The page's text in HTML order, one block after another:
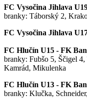
FC Vysočina Jihlava
branky: Táborský 2,
FC Vysočina Jihlava
FC Hlučín U15 - FK
branky: Fubšo 5, Ščigel
Kamrád, Mikulenka
FC Hlučín U13 - FK
branky: Klučka,